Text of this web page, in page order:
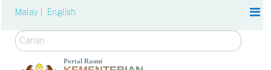
Malay | English
Carian
Portal Rasmi